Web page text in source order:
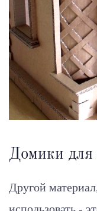
Домики для
Другой